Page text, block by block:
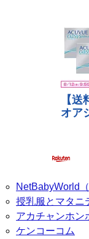
NetBabyWorld
授乳服とマタニ
アカチャンホン
ケンコーコム